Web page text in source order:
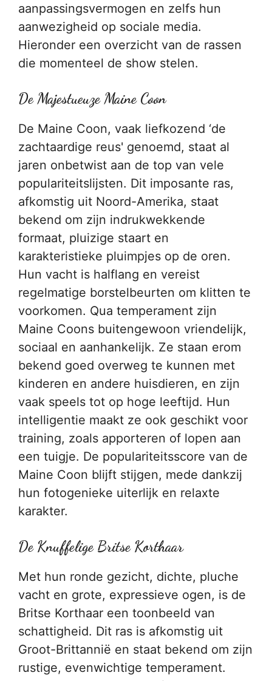
aanpassingsvermogen en zelfs hun
aanwezigheid op sociale media.
Hieronder een overzicht van de rassen
die momenteel de show stelen.
De Majestueuze Maine Coon
De Maine Coon, vaak liefkozend ‘de
zachtaardige reus' genoemd, staat al
jaren onbetwist aan de top van vele
populariteitslijsten. Dit imposante ras,
afkomstig uit Noord-Amerika, staat
bekend om zijn indrukwekkende
formaat, pluizige staart en
karakteristieke pluimpjes op de oren.
Hun vacht is halflang en vereist
regelmatige borstelbeurten om klitten te
voorkomen. Qua temperament zijn
Maine Coons buitengewoon vriendelijk,
sociaal en aanhankelijk. Ze staan erom
bekend goed overweg te kunnen met
kinderen en andere huisdieren, en zijn
vaak speels tot op hoge leeftijd. Hun
intelligentie maakt ze ook geschikt voor
training, zoals apporteren of lopen aan
een tuigje. De populariteitsscore van de
Maine Coon blijft stijgen, mede dankzij
hun fotogenieke uiterlijk en relaxte
karakter.
De Knuffelige Britse Korthaar
Met hun ronde gezicht, dichte, pluche
vacht en grote, expressieve ogen, is de
Britse Korthaar een toonbeeld van
schattigheid. Dit ras is afkomstig uit
Groot-Brittannië en staat bekend om zijn
rustige, evenwichtige temperament.